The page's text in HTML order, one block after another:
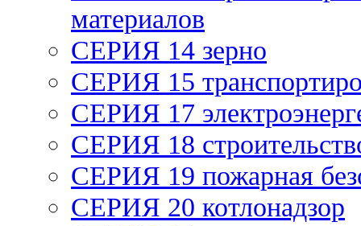
материалов
СЕРИЯ 14 зерно
СЕРИЯ 15
СЕРИЯ 17
СЕРИЯ 18
СЕРИЯ 19 пожарная
СЕРИЯ 20 котлонадзор